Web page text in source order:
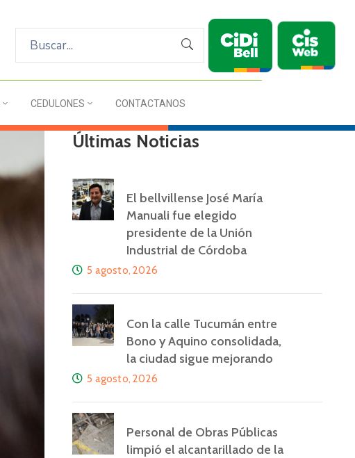
CEDULONES CONTACTANOS
Últimas Noticias
El bellvillense José María
Manuali fue elegido
presidente de la Unión
Industrial de Córdoba
5 agosto, 2026
Con la calle Tucumán entre
Bono y Aquino consolidada,
la ciudad sigue mejorando
5 agosto, 2026
Personal de Obras Públicas
limpió el alcantarillado de la